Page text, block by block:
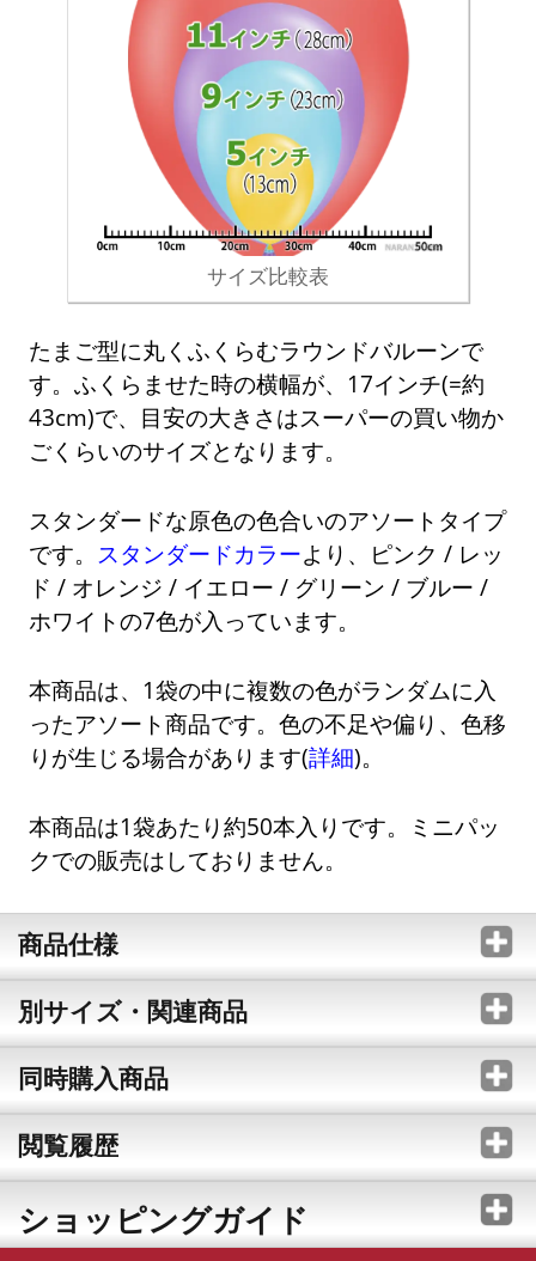
サイズ比較表
たまご型に丸くふくらむラウンドバルーンで
す。ふくらませた時の横幅が、17インチ(=約
43cm)で、目安の大きさはスーパーの買い物か
ごくらいのサイズとなります。
スタンダードな原色の色合いのアソートタイプ
です。 スタンダードカラーより、ピンク / レッ
ド / オレンジ / イエロー / グリーン / ブルー /
ホワイトの7色が入っています。
本商品は、1袋の中に複数の色がランダムに入
ったアソート商品です。色の不足や偏り、色移
りが生じる場合があります(詳細)。
本商品は1袋あたり約50本入りです。ミニパッ
クでの販売はしておりません。
商品仕様
別サイズ・関連商品
同時購入商品
閲覧履歴
ショッピングガイド